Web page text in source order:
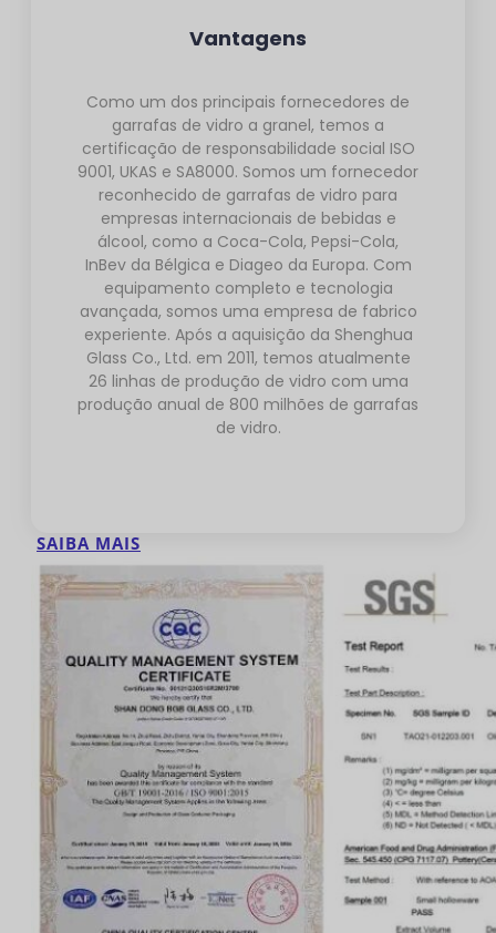
Vantagens
Como um dos principais fornecedores de
garrafas de vidro a granel, temos a
certificação de responsabilidade social ISO
9001, UKAS e SA8000. Somos um fornecedor
reconhecido de garrafas de vidro para
empresas internacionais de bebidas e
álcool, como a Coca-Cola, Pepsi-Cola,
InBev da Bélgica e Diageo da Europa. Com
equipamento completo e tecnologia
avançada, somos uma empresa de fabrico
experiente. Após a aquisição da Shenghua
Glass Co., Ltd. em 2011, temos atualmente
26 linhas de produção de vidro com uma
produção anual de 800 milhões de garrafas
de vidro.
SAIBA MAIS